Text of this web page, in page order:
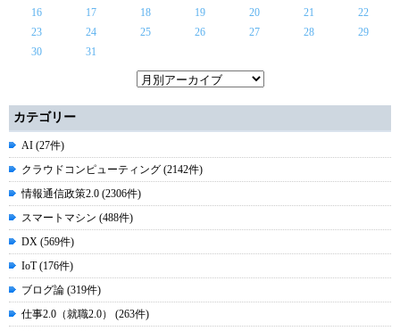
16
17 18 19 20 21
22
23
24 25 26 27 28
29
30
31
カテゴリー
AI (27件)
クラウドコンピューティング (2142件)
情報通信政策2.0 (2306件)
スマートマシン (488件)
DX (569件)
IoT (176件)
ブログ論 (319件)
仕事2.0（就職2.0） (263件)